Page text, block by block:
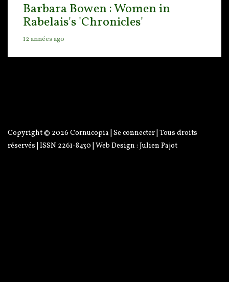
Barbara Bowen : Women in
Rabelais's 'Chronicles'
12 années ago
Copyright © 2026 Cornucopia Se connecter | Tous droits
réservés | ISSN 2261-8430 | Web Design : Julien Pajot